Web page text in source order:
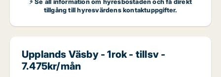
⚡ Se all information om hyresbostaden och få direkt
tillgång till hyresvärdens kontaktuppgifter.
Upplands Väsby - 1rok - tillsv -
7.475kr/mån